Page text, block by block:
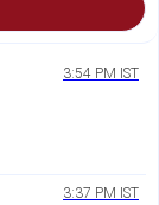
3:54 PM IST
3:37 PM IST